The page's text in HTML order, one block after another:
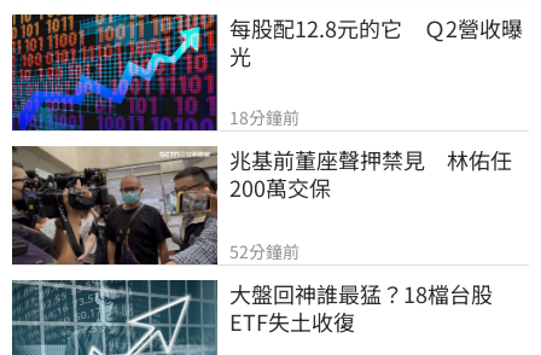
每股配12.8元的它　Ｑ2營收曝
光
18分鐘前
兆基前董座聲押禁見　林佑任
200萬交保
52分鐘前
大盤回神誰最猛？18檔台股
ETF失土收復